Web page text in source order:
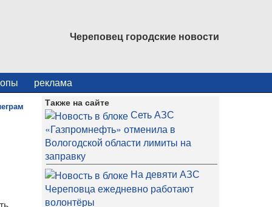
Череповец городские новости
реклама
Также на сайте
Сеть АЗС
«Газпромнефть» отменила в
Вологодской области лимиты на
заправку
На девяти АЗС
Череповца ежедневно работают
волонтёры